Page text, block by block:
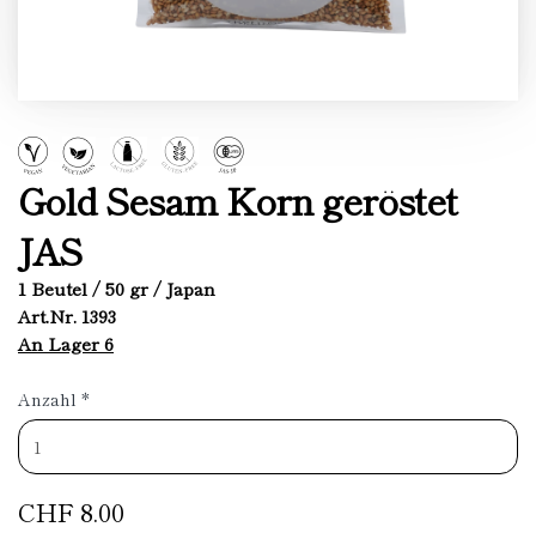
Gold Sesam Korn geröstet
JAS
1 Beutel / 50 gr / Japan
Art.Nr. 1393
An Lager 6
Anzahl *
CHF 8.00